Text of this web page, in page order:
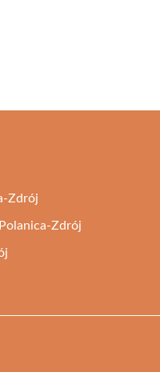
Zdrój
Zdrój